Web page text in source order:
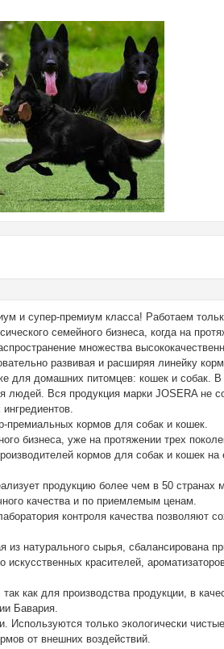
и супер-премиум класса! Работаем
семейного бизнеса, когда на
множества
развивая и расширяя линейку
для домашних питомцев: кошек и собак.
людей. Вся продукция марки JOSERA не
премиальных кормов для собак и кошек.
бизнеса, уже на протяжении трех
кормов для собак и кошек
продукцию более чем в 50
качества и по приемлемым ценам.
контроля качества позволяют
из натурального сырья, сбалансирована
красителей,
как для производства продукции, в
Бавария.
только экологически
от внешних воздействий.